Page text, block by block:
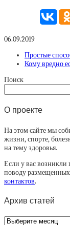
06.09.2019
Простые
Кому вредно
Поиск
О проекте
На этом сайте мы
жизни, спорте,
на тему здоровья.
Если у вас возникли
поводу
контактов.
Архив статей
Архив